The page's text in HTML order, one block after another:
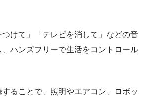
つけて」「テレビを消して」などの音
ハンズフリーで生活をコントロール
ることで、照明やエアコン、ロボッ